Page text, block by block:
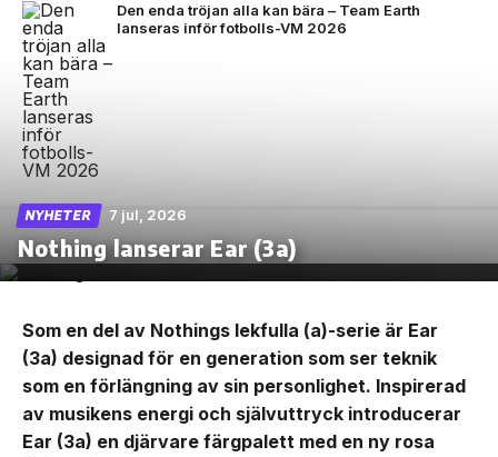
Den enda tröjan alla kan bära – Team Earth
lanseras inför fotbolls-VM 2026
NYHETER 7 jul, 2026
Nothing lanserar Ear (3a)
Som en del av Nothings lekfulla (a)-serie är Ear
(3a) designad för en generation som ser teknik
som en förlängning av sin personlighet. Inspirerad
av musikens energi och självuttryck introducerar
Ear (3a) en djärvare färgpalett med en ny rosa